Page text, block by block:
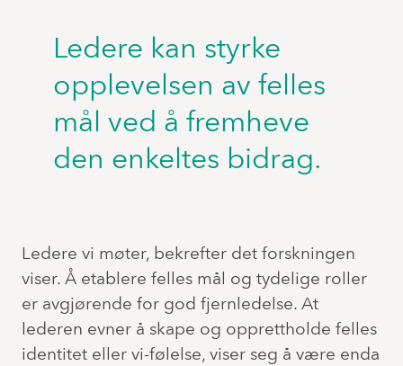
Ledere kan styrke
opplevelsen av felles
mål ved å fremheve
den enkeltes bidrag.
Ledere vi møter, bekrefter det forskningen
viser. Å etablere felles mål og tydelige roller
er avgjørende for god fjernledelse. At
lederen evner å skape og opprettholde felles
identitet eller vi-følelse, viser seg å være enda